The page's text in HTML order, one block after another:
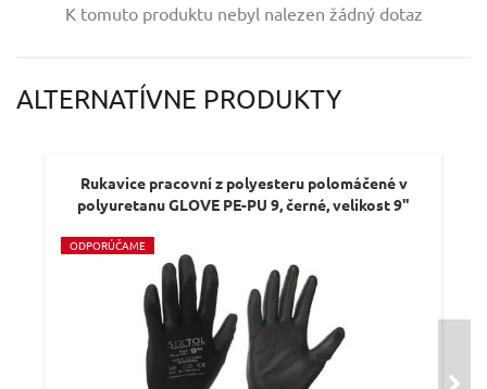
K tomuto produktu nebyl nalezen žádný dotaz
ALTERNATÍVNE PRODUKTY
Rukavice pracovní z polyesteru polomáčené v
polyuretanu GLOVE PE-PU 9, černé, velikost 9"
ODPORÚČAME